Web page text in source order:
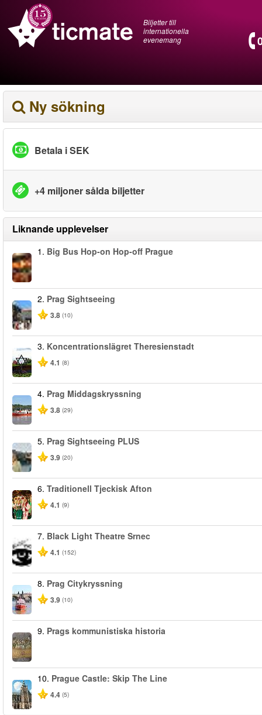
Biljetter till
internationella
evenemang
Ny sökning
Betala i SEK
+4 miljoner sålda biljetter
Liknande upplevelser
1. Big Bus Hop-on Hop-off Prague
2. Prag Sightseeing
3.8 (10)
3. Koncentrationslägret Theresienstadt
4.1 (8)
4. Prag Middagskryssning
3.8 (29)
5. Prag Sightseeing PLUS
3.9 (20)
6. Traditionell Tjeckisk Afton
4.1 (9)
7. Black Light Theatre Srnec
4.1 (152)
8. Prag Citykryssning
3.9 (10)
9. Prags kommunistiska historia
10. Prague Castle: Skip The Line
4.4 (5)